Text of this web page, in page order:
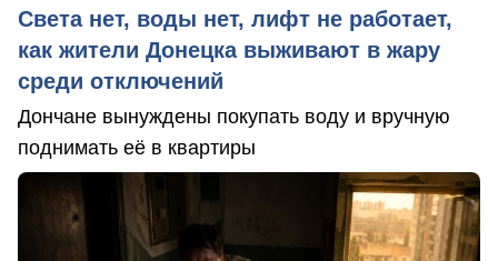
Света нет, воды нет, лифт не работает,
как жители Донецка выживают в жару
среди отключений
Дончане вынуждены покупать воду и вручную
поднимать её в квартиры